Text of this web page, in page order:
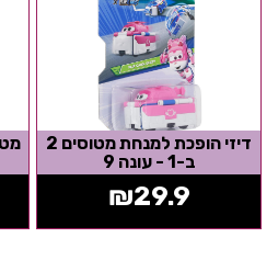
דיזי הופכת למנחת מטוסים 2
ב-1 - עונה 9
₪29.9